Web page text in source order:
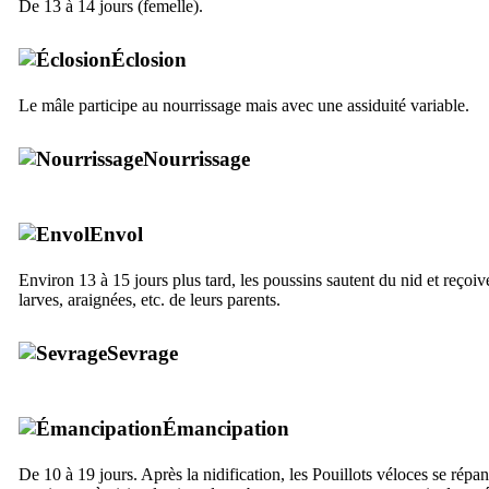
De 13 à 14 jours (femelle).
Éclosion
Le mâle participe au nourrissage mais avec une assiduité variable.
Nourrissage
Envol
Environ 13 à 15 jours plus tard, les poussins sautent du nid et
larves, araignées, etc. de leurs parents.
Sevrage
Émancipation
De 10 à 19 jours. Après la nidification, les Pouillots véloces se